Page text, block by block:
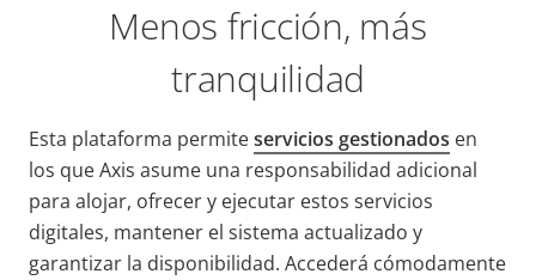
Menos fricción, más
tranquilidad
Esta plataforma permiteservicios gestionados en
los que Axis asume una responsabilidad adicional
para alojar, ofrecer y ejecutar estos servicios
digitales, mantener el sistema actualizado y
garantizar la disponibilidad. Accederá cómodamente